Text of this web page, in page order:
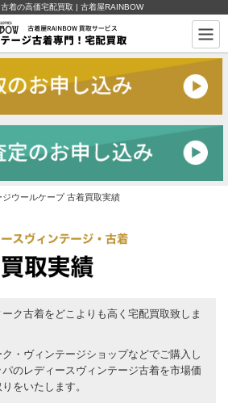
着の高価宅配買取 | 古着屋RAINBOW
ジウールケープ 古着買取実績
ク古着をどこよりも高く宅配買取致しま
・ヴィンテージショップなどでご購入し
のレディースヴィンテージ古着を市場価
をいたします。